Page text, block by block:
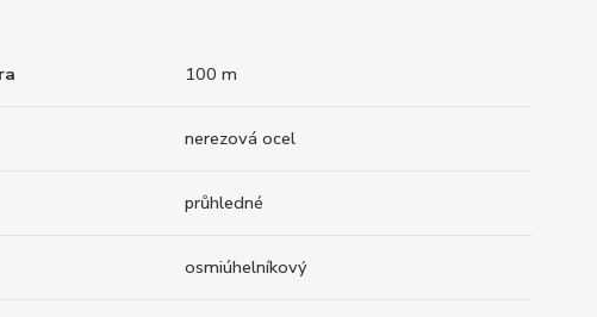
100 m
nerezová ocel
průhledné
osmiúhelníkový